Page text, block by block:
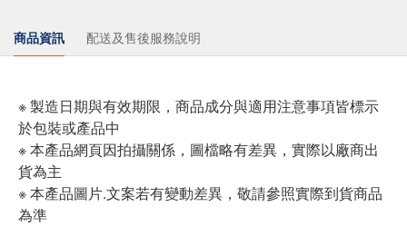
商品資訊 配送及售後服務說明
※ 製造日期與有效期限，商品成分與適用注意事項皆標示
於包裝或產品中
※ 本產品網頁因拍攝關係，圖檔略有差異，實際以廠商出
貨為主
※ 本產品圖片.文案若有變動差異，敬請參照實際到貨商品
為準